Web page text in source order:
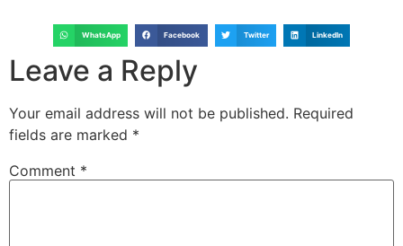
WhatsApp Facebook Twitter LinkedIn
Leave a Reply
Your email address will not be published. Required
fields are marked *
Comment *